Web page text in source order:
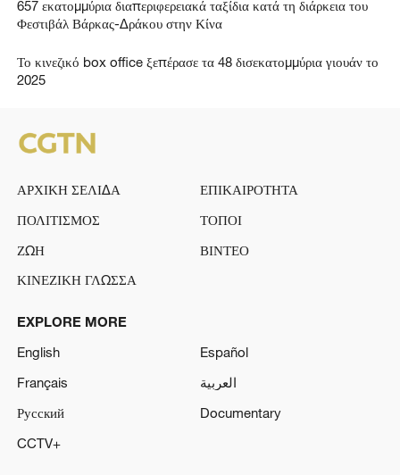
657 εκατομμύρια διαπεριφερειακά ταξίδια κατά τη διάρκεια του
Φεστιβάλ Βάρκας-Δράκου στην Κίνα
Το κινεζικό box office ξεπέρασε τα 48 δισεκατομμύρια γιουάν το
2025
ΑΡΧΙΚΗ ΣΕΛΙΔΑ
ΕΠΙΚΑΙΡΟΤΗΤΑ
ΠΟΛΙΤΙΣΜΟΣ
ΤΟΠΟΙ
ΖΩΗ
ΒΙΝΤΕΟ
ΚΙΝΕΖΙΚΗ ΓΛΩΣΣΑ
EXPLORE MORE
English
Español
Français
العربية
Русский
Documentary
CCTV+